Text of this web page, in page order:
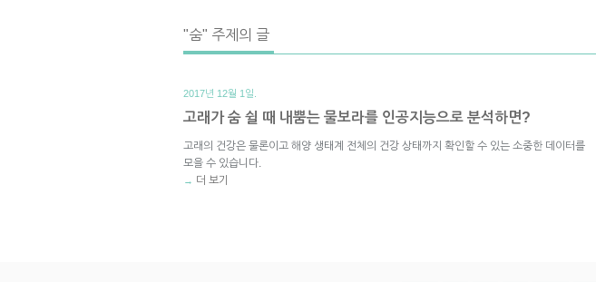
"숨" 주제의 글
2017년 12월 1일.
고래가 숨 쉴 때 내뿜는 물보라를 인공지능으로 분석하면?
고래의 건강은 물론이고 해양 생태계 전체의 건강 상태까지 확인할 수 있는 소중한 데이터를
모을 수 있습니다.
→ 더 보기